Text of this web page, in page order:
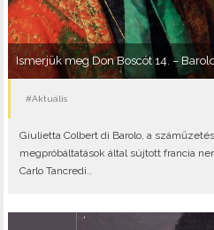
Ismerjük meg Don Boscót 14. –
#Aktuális
Giulietta Colbert di Barolo, a
megpróbáltatások által sújtott francia
Carlo Tancredi..